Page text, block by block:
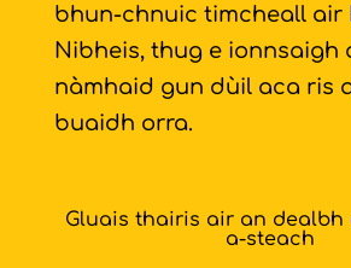
bhun-chnuic timcheall air
Nibheis, thug e ionnsaigh
nàmhaid gun dùil aca ris
buaidh orra.
Gluais thairis air an dealbh
a-steach